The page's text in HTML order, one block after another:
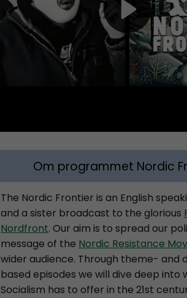
Om programmet Nordic
The Nordic Frontier is an English
and a sister broadcast to the glorious
Nordfront. Our aim is to spread our
message of the Nordic Resistance
wider audience. Through theme- and
based episodes we will dive deep into
Socialism has to offer in the 21st